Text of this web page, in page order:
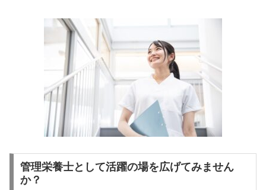
管理栄養士として活躍の場を広げてみません
か？